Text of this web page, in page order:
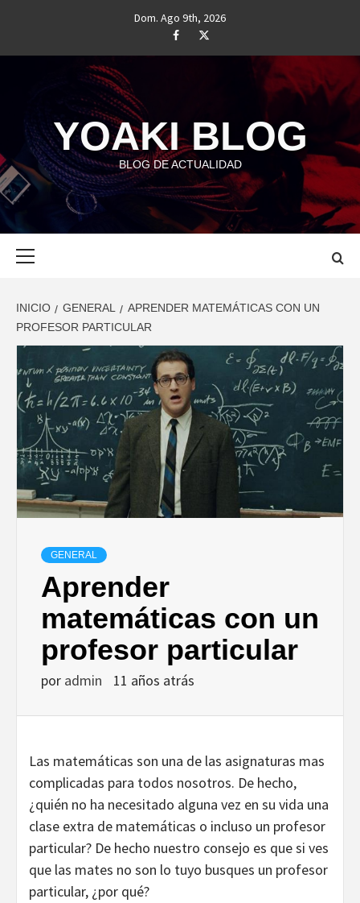
Dom. Ago 9th, 2026
#
#
YOAKI BLOG
BLOG DE ACTUALIDAD
INICIO GENERAL
APRENDER MATEMÁTICAS CON UN
PROFESOR PARTICULAR
GENERAL
Aprender
matemáticas con un
profesor particular
por admin 11 años atrás
Las matemáticas son una de las asignaturas mas
complicadas para todos nosotros. De hecho,
¿quién no ha necesitado alguna vez en su vida una
clase extra de matemáticas o incluso un profesor
particular? De hecho nuestro consejo es que si ves
que las mates no son lo tuyo busques un profesor
particular, ¿por qué?